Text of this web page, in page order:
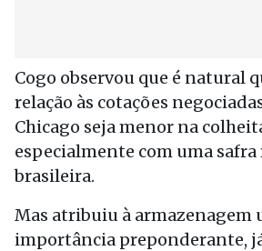
Cogo observou que é natural
relação às cotações
Chicago seja menor na
especialmente com uma safra
brasileira.
Mas atribuiu à armazenagem
importância preponderante,